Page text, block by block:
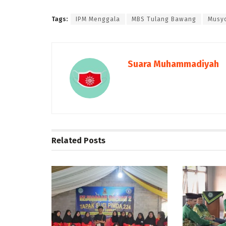
Tags: IPM Menggala MBS Tulang Bawang
Suara Muhammadiyah
Related Posts